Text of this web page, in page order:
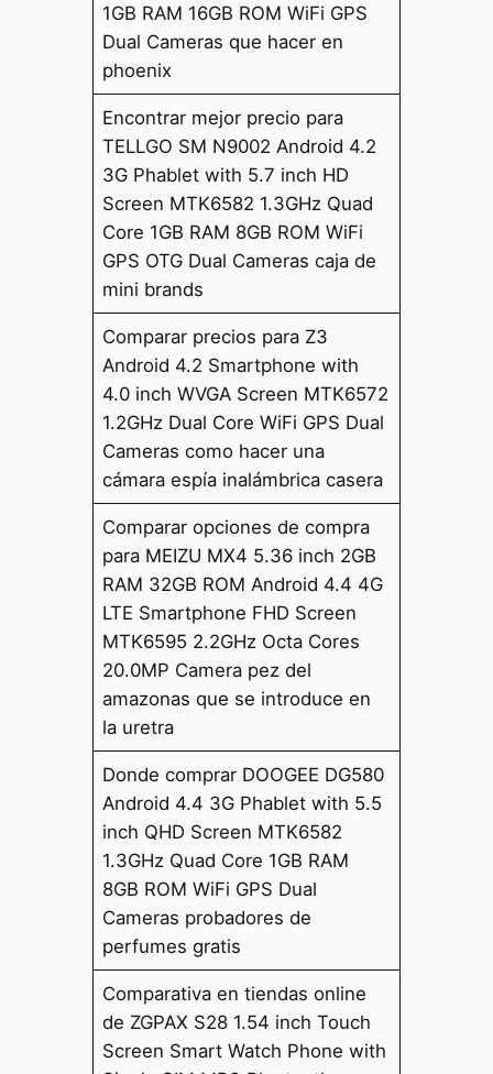
1GB RAM 16GB ROM WiFi GPS
Dual Cameras que hacer en
phoenix
Encontrar mejor precio para
TELLGO SM N9002 Android 4.2
3G Phablet with 5.7 inch HD
Screen MTK6582 1.3GHz Quad
Core 1GB RAM 8GB ROM WiFi
GPS OTG Dual Cameras caja de
mini brands
Comparar precios para Z3
Android 4.2 Smartphone with
4.0 inch WVGA Screen MTK6572
1.2GHz Dual Core WiFi GPS Dual
Cameras como hacer una
cámara espía inalámbrica casera
Comparar opciones de compra
para MEIZU MX4 5.36 inch 2GB
RAM 32GB ROM Android 4.4 4G
LTE Smartphone FHD Screen
MTK6595 2.2GHz Octa Cores
20.0MP Camera pez del
amazonas que se introduce en
la uretra
Donde comprar DOOGEE DG580
Android 4.4 3G Phablet with 5.5
inch QHD Screen MTK6582
1.3GHz Quad Core 1GB RAM
8GB ROM WiFi GPS Dual
Cameras probadores de
perfumes gratis
Comparativa en tiendas online
de ZGPAX S28 1.54 inch Touch
Screen Smart Watch Phone with